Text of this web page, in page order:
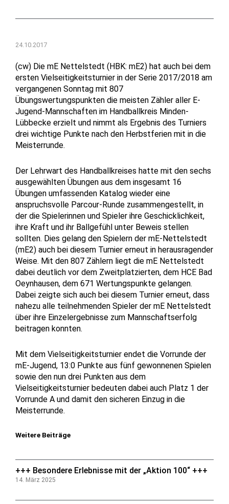
Weitere Beiträge
+++ Besondere Erlebnisse mit der „Aktion 100“ +++
14. März 2025
24.10.2017
(cw) Die mE Nettelstedt (HBK: mE2) hat auch bei dem
ersten Vielseitigkeitsturnier in der Serie 2017/2018 am
vergangenen Sonntag mit 807
Übungswertungspunkten die meisten Zähler aller E-
Jugend-Mannschaften im Handballkreis Minden-
Lübbecke erzielt und nimmt als Ergebnis des Turniers
drei wichtige Punkte nach den Herbstferien mit in die
Meisterrunde.
Der Lehrwart des Handballkreises hatte mit den sechs
ausgewählten Übungen aus dem insgesamt 16
Übungen umfassenden Katalog wieder eine
anspruchsvolle Parcour-Runde zusammengestellt, in
der die Spielerinnen und Spieler ihre Geschicklichkeit,
ihre Kraft und ihr Ballgefühl unter Beweis stellen
sollten. Dies gelang den Spielern der mE-Nettelstedt
(mE2) auch bei diesem Turnier erneut in herausragender
Weise. Mit den 807 Zählern liegt die mE Nettelstedt
dabei deutlich vor dem Zweitplatzierten, dem HCE Bad
Oeynhausen, dem 671 Wertungspunkte gelangen.
Dabei zeigte sich auch bei diesem Turnier erneut, dass
nahezu alle teilnehmenden Spieler der mE Nettelstedt
über ihre Einzelergebnisse zum Mannschaftserfolg
beitragen konnten.
Mit dem Vielseitigkeitsturnier endet die Vorrunde der
mE-Jugend, 13:0 Punkte aus fünf gewonnenen Spielen
sowie den nun drei Punkten aus dem
Vielseitigkeitsturnier bedeuten dabei auch Platz 1 der
Vorrunde A und damit den sicheren Einzug in die
Meisterrunde.